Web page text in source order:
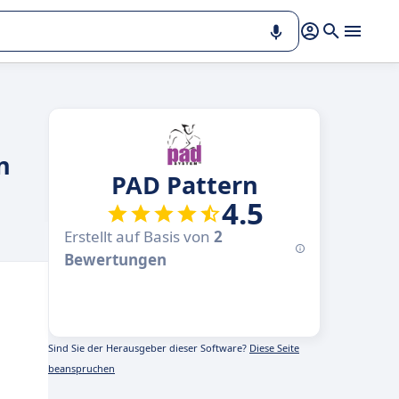
PAD Pattern
4.5
Erstellt auf Basis von 2
Bewertungen
Sind Sie der Herausgeber dieser Software? Diese Seite
beanspruchen